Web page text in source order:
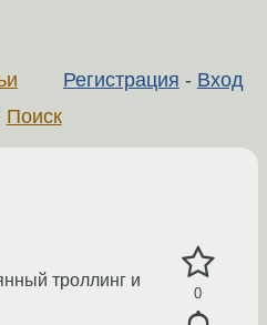
Регистрация - Вход
Поиск
0
троллинг и